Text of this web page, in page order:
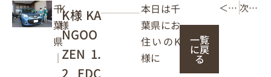
千
葉
県
｜
K
様
K様 KA
NGOO
ZEN 1.
2 EDC
本日は千
葉県にお
住いのK
様に
一覧
に戻
る
＜ 前の記事 次の記事 ＞